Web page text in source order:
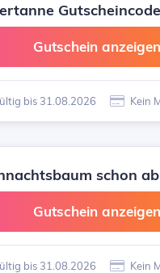
Gutschein anzeigen
bis 31.08.2026 Kein
schon
Gutschein anzeigen
bis 31.08.2026 Kein